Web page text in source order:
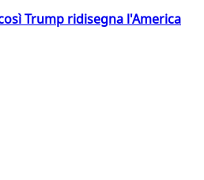
Trump ridisegna l'America